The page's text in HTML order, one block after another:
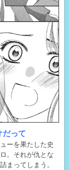
だって
ーを果たした史
。それが仇とな
まってしまう。